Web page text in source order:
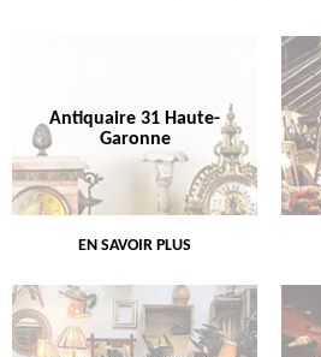
Antiquaire 31 Haute-
Garonne
EN SAVOIR PLUS